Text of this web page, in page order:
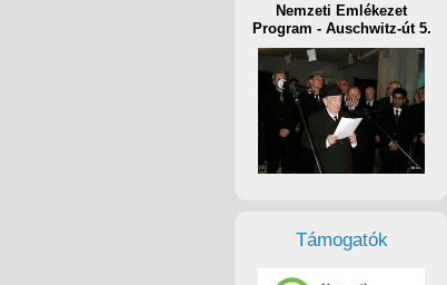
Nemzeti Emlékezet
Program - Auschwitz-út 5.
Támogatók